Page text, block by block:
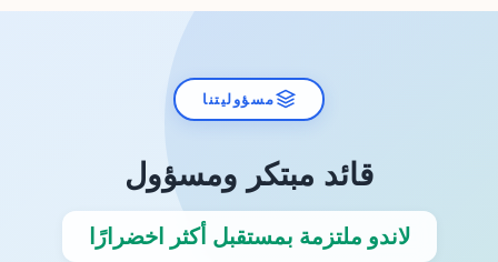
مسؤوليتنا
قائد مبتكر ومسؤول
لاندو ملتزمة بمستقبل أكثر اخضرارًا